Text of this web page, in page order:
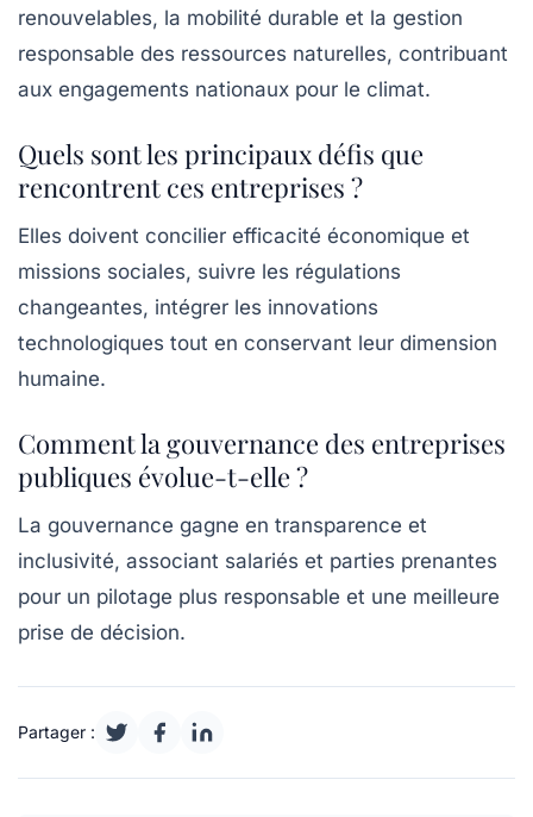
renouvelables, la mobilité durable et la gestion
responsable des ressources naturelles, contribuant
aux engagements nationaux pour le climat.
Quels sont les principaux défis que
rencontrent ces entreprises ?
Elles doivent concilier efficacité économique et
missions sociales, suivre les régulations
changeantes, intégrer les innovations
technologiques tout en conservant leur dimension
humaine.
Comment la gouvernance des entreprises
publiques évolue-t-elle ?
La gouvernance gagne en transparence et
inclusivité, associant salariés et parties prenantes
pour un pilotage plus responsable et une meilleure
prise de décision.
Partager :